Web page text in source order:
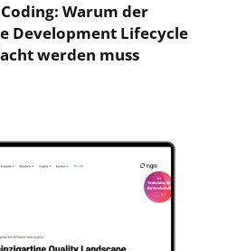
Warum der
Development Lifecycle
werden muss